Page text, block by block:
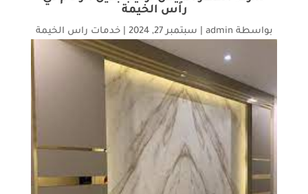
رأس الخيمة
بواسطة admin سبتمبر 27, 2024 |خدمات راس الخيمة